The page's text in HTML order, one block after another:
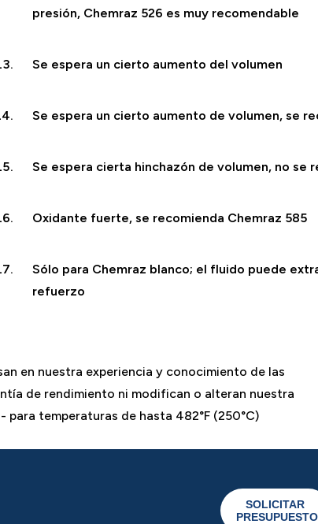
presión, Chemraz 526 es muy recomendable
Se espera un cierto aumento del volumen
Se espera un cierto aumento de volumen, se
Se espera cierta hinchazón de volumen, no se
Oxidante fuerte, se recomienda Chemraz 585
Sólo para Chemraz blanco; el fluido puede
refuerzo
en nuestra experiencia y conocimiento de las
de rendimiento ni modifican o alteran nuestra
temperaturas de hasta 482°F (250°C)
SOLICITAR
PRESUPUESTO